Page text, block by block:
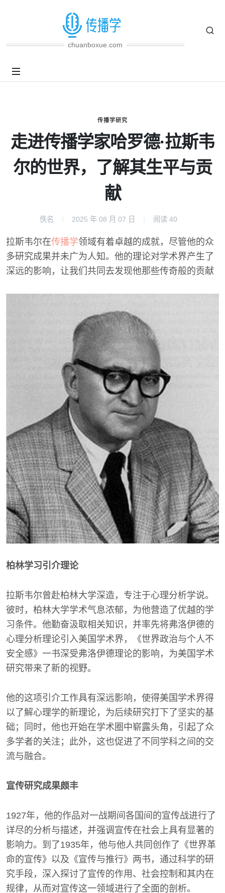
chuanboxue.com
传播学研究
走进传播学家哈罗德·拉斯韦
尔的世界，了解其生平与贡
献
佚名 2025 年 08 月 07 日 阅读 40
拉斯韦尔在传播学领域有着卓越的成就，尽管他的众
多研究成果并未广为人知。他的理论对学术界产生了
深远的影响，让我们共同去发现他那些传奇般的贡献
柏林学习引介理论
拉斯韦尔曾赴柏林大学深造，专注于心理分析学说。
彼时，柏林大学学术气息浓郁，为他营造了优越的学
习条件。他勤奋汲取相关知识，并率先将弗洛伊德的
心理分析理论引入美国学术界，《世界政治与个人不
安全感》一书深受弗洛伊德理论的影响，为美国学术
研究带来了新的视野。
他的这项引介工作具有深远影响，使得美国学术界得
以了解心理学的新理论，为后续研究打下了坚实的基
础；同时，他也开始在学术圈中崭露头角，引起了众
多学者的关注；此外，这也促进了不同学科之间的交
流与融合。
宣传研究成果颇丰
1927年，他的作品对一战期间各国间的宣传战进行了
详尽的分析与描述，并强调宣传在社会上具有显著的
影响力。到了1935年，他与他人共同创作了《世界革
命的宣传》以及《宣传与推行》两书，通过科学的研
究手段，深入探讨了宣传的作用、社会控制和其内在
规律，从而对宣传这一领域进行了全面的剖析。